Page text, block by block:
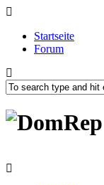
Startseite
Forum